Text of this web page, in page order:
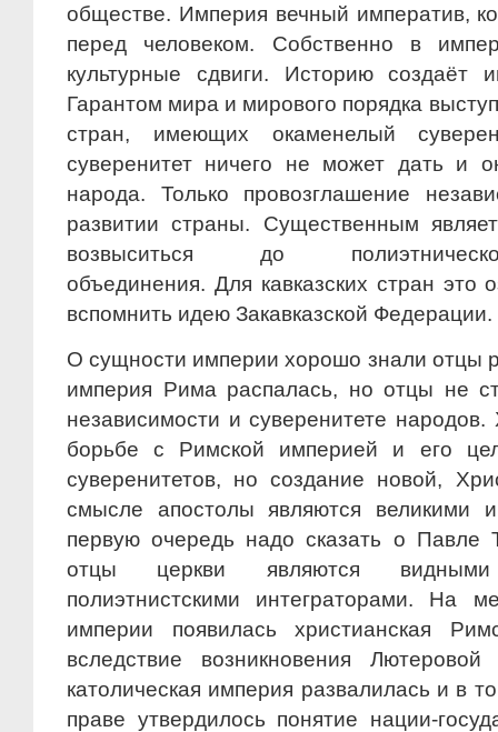
обществе. Империя вечный императив,
перед человеком. Собственно в
культурные сдвиги. Историю
Гарантом мира и мирового порядка
стран, имеющих окаменелый
суверенитет ничего не может дать и
народа. Только провозглашение
развитии страны. Существенным
возвыситься до
объединения. Для кавказских стран это
вспомнить идею Закавказской Федерации.
О сущности империи хорошо знали отцы
империя Рима распалась, но отцы не
независимости и суверенитете народов.
борьбе с Римской империей и его
суверенитетов, но создание новой,
смысле апостолы являются великими
первую очередь надо сказать о Павле
отцы церкви являются
полиэтнистскими интеграторами. На
империи появилась христианская
вследствие возникновения
католическая империя развалилась и в
праве утвердилось понятие нации-